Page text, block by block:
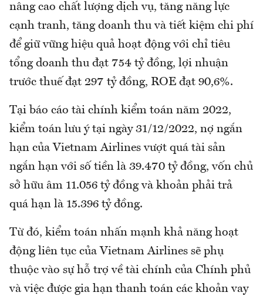
nâng cao chất lượng dịch vụ, tăng năng lực
cạnh tranh, tăng doanh thu và tiết kiệm chi phí
để giữ vững hiệu quả hoạt động với chỉ tiêu
tổng doanh thu đạt 754 tỷ đồng, lợi nhuận
trước thuế đạt 297 tỷ đồng, ROE đạt 90,6%.
Tại báo cáo tài chính kiểm toán năm 2022,
kiểm toán lưu ý tại ngày 31/12/2022, nợ ngắn
hạn của Vietnam Airlines vượt quá tài sản
ngắn hạn với số tiền là 39.470 tỷ đồng, vốn chủ
sở hữu âm 11.056 tỷ đồng và khoản phải trả
quá hạn là 15.396 tỷ đồng.
Từ đó, kiểm toán nhấn mạnh khả năng hoạt
động liên tục của Vietnam Airlines sẽ phụ
thuộc vào sự hỗ trợ về tài chính của Chính phủ
và việc được gia hạn thanh toán các khoản vay